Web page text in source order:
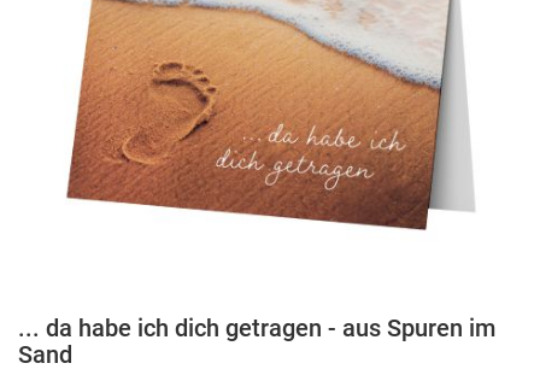
... da habe ich dich getragen - aus Spuren im
Sand